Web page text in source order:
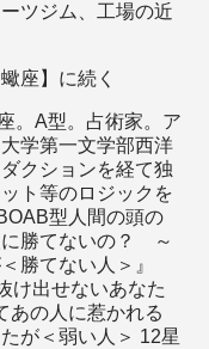
ツジム、工場の近
座】に続く
。A型。占術家。ア
学第一文学部西洋
クションを経て独
ト等のロジックを
型人間の頭の
に勝てないの？ ～
勝てない人＞』
け出せないあなた
の人に惹かれる
が＜弱い人＞ 12星